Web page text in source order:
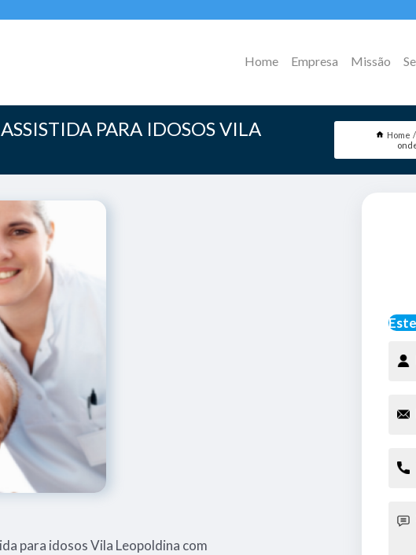
Home Empresa Missão
PARA IDOSOS VILA
Home
para idosos Vila Leopoldina com